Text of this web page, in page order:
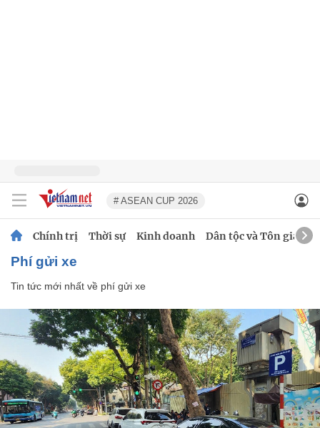
# ASEAN CUP 2026
Chính trị Thời sự Kinh doanh Dân tộc và Tôn giáo
phí gửi xe
Tin tức mới nhất về phí gửi xe